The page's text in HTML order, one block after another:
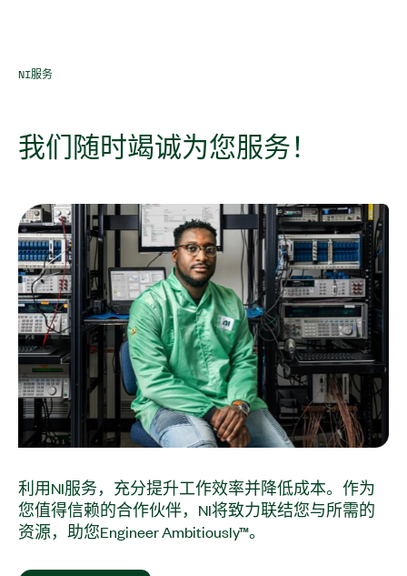
NI服务
我们 随时竭诚为您服务！
利用NI服务，充分提升工作效率并降低成本。作为
您值得信赖的合作伙伴，NI将致力联结您与所需的
资源，助您Engineer Ambitiously™。